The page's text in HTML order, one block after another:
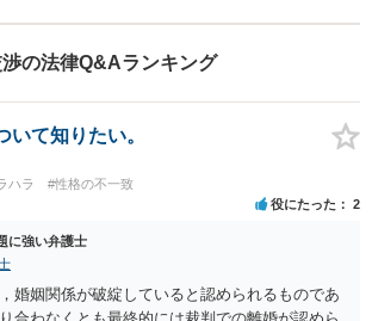
の法律Q&Aランキング
いて知りたい。
ハラ #性格の不一致
役にたった 2
に強い弁護士
婚姻関係が破綻していると認められるものであ
合わなくとも最終的には裁判での離婚が認めら